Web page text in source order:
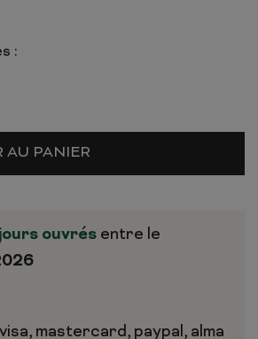
:
AU PANIER
ouvrésentre le